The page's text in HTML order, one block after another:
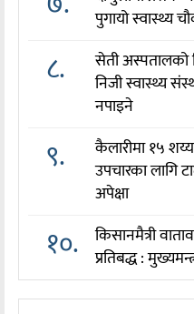
पुगायो स्वास्थ्य
८.
सेती अस्पतालको
निजी स्वास्थ्य
नपाइने
९.
कैलारीमा १५
उपचारका लागि
अपेक्षा
१०.
किसानमैत्री
प्रतिबद्ध :